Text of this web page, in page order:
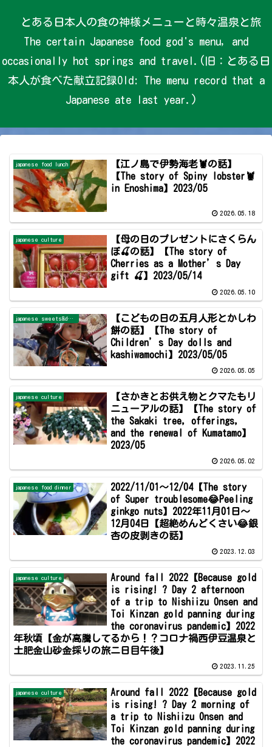
とある日本人の食の神様メニューと時々温泉と旅
The certain Japanese food god's menu, and
occasionally hot springs and travel.(旧：とある日
本人が食べた献立記録Old: The menu record that a
Japanese ate last year.)
japanese food lunch
【江ノ島で伊勢海老🦞の話】
【The story of Spiny lobster🦞
in Enoshima】2023/05
2026.05.18
japanese culture
【母の日のプレゼントにさくらん
ぼ🍒の話】【The story of
Cherries as a Mother’s Day
gift 🍒】2023/05/14
2026.05.10
japanese sweets&dessert
【こどもの日の五月人形とかしわ
餅の話】【The story of
Children’s Day dolls and
kashiwamochi】2023/05/05
2026.05.05
japanese culture
【さかきとお供え物とクマたもリ
ニューアルの話】【The story of
the Sakaki tree, offerings,
and the renewal of Kumatamo】
2023/05
2026.05.02
japanese food dinner
2022/11/01～12/04【The story
of Super troublesome😂Peeling
ginkgo nuts】2022年11月01日～
12月04日【超絶めんどくさい😂銀
杏の皮剥きの話】
2023.12.03
japanese culture
Around fall 2022【Because gold
is rising! ? Day 2 afternoon
of a trip to Nishiizu Onsen and
Toi Kinzan gold panning during
the coronavirus pandemic】2022
年秋頃【金が高騰してるから！？コロナ禍西伊豆温泉と
土肥金山砂金採りの旅ニ日目午後】
2023.11.25
japanese culture
Around fall 2022【Because gold
is rising! ? Day 2 morning of
a trip to Nishiizu Onsen and
Toi Kinzan gold panning during
the coronavirus pandemic】2022